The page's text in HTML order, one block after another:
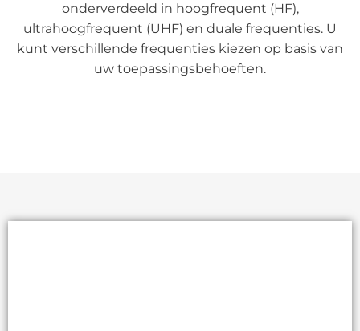
onderverdeeld in hoogfrequent (HF),
ultrahoogfrequent (UHF) en duale frequenties. U
kunt verschillende frequenties kiezen op basis van
uw toepassingsbehoeften.